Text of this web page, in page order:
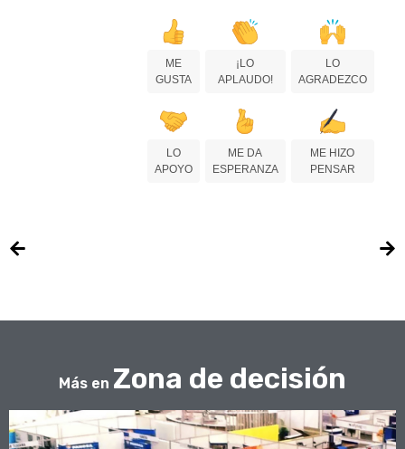
ME
GUSTA
¡LO
APLAUDO!
LO
AGRADEZCO
LO
APOYO
ME DA
ESPERANZA
ME HIZO
PENSAR
Más en Zona de decisión